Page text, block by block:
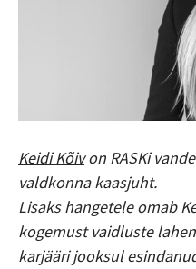
Keidi Kõivon RASKi
valdkonna kaasjuht.
Lisaks hangetele omab
kogemust vaidluste
karjääri jooksul